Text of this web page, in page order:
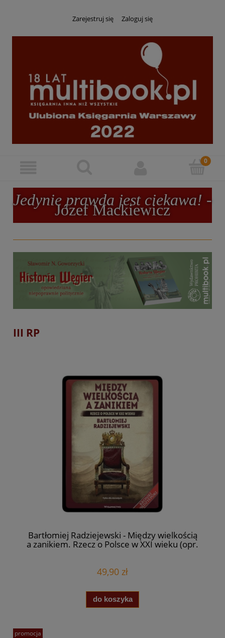
Zarejestruj się Zaloguj się
Jedynie prawda jest ciekawa! -
Józef Mackiewicz
III RP
Bartłomiej Radziejewski - Między wielkością
a zanikiem. Rzecz o Polsce w XXI wieku (opr.
49,90 zł
do koszyka
promocja